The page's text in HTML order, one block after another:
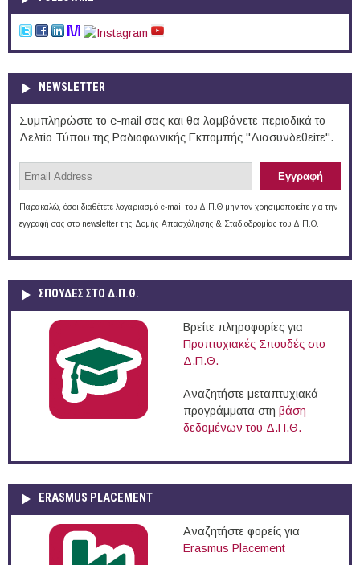
NEWSLETTER
Συμπληρώστε το e-mail σας και θα λαμβάνετε περιοδικά το
Δελτίο Τύπου της Ραδιοφωνικής Εκπομπής "Διασυνδεθείτε".
Παρακαλώ, όσοι διαθέτετε λογαριασμό e-mail του Δ.Π.Θ μην τον χρησιμοποιείτε για την
εγγραφή σας στο newsletter της Δομής Απασχόλησης & Σταδιοδρομίας του Δ.Π.Θ.
ΣΠΟΥΔΈΣ ΣΤΟ Δ.Π.Θ.
Βρείτε πληροφορίες για
Προπτυχιακές Σπουδές στο
Δ.Π.Θ.
Αναζητήστε μεταπτυχιακά
προγράμματα στη βάση
δεδομένων του Δ.Π.Θ.
ERASMUS PLACEMENT
Αναζητήστε φορείς για
Erasmus Placement